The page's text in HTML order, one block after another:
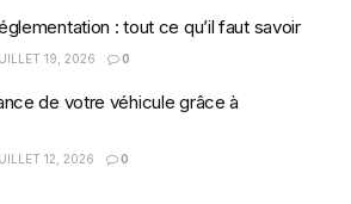
: tout ce qu’il faut savoir
19, 2026 0
de votre véhicule grâce à
12, 2026 0